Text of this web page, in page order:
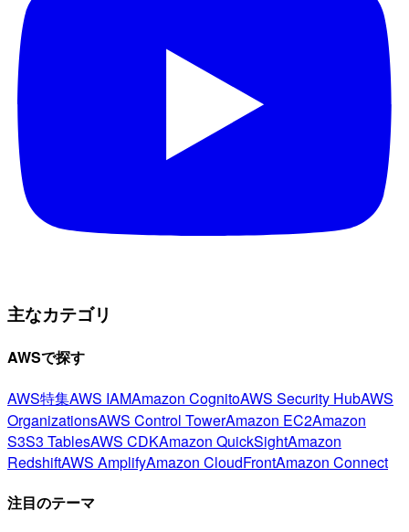
主なカテゴリ
AWSで探す
AWS特集AWS IAMAmazon CognitoAWS Security HubAWS
OrganizationsAWS Control TowerAmazon EC2Amazon
S3S3 TablesAWS CDKAmazon QuickSightAmazon
RedshiftAWS AmplifyAmazon CloudFrontAmazon Connect
注目のテーマ